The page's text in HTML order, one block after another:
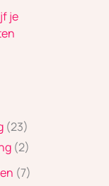
je
(23)
(2)
(7)